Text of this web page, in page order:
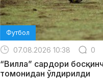
Футбол
07.08.2026 10:38 0
“Вилла” сардори
томонидан ўлдирилди